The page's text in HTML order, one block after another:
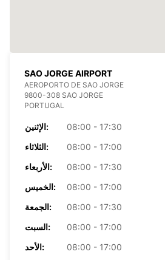
SAO JORGE AIRPORT
AEROPORTO DE SAO JORGE
9800-308 SAO JORGE
PORTUGAL
الإثنين:
08:00 - 17:30
الثلاثاء:
08:00 - 17:00
الأربعاء:
08:00 - 17:30
الخميس:
08:00 - 17:00
الجمعة:
08:00 - 17:30
السبت:
08:00 - 17:00
الأحد:
08:00 - 17:00